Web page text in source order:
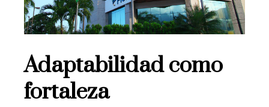
Adaptabilidad como
fortaleza